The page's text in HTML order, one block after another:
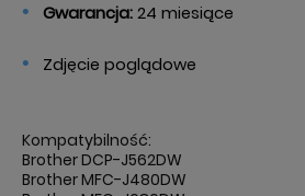
Gwarancja: 24 miesiące
Zdjęcie poglądowe
Kompatybilność:
Brother DCP-J562DW
Brother MFC-J480DW